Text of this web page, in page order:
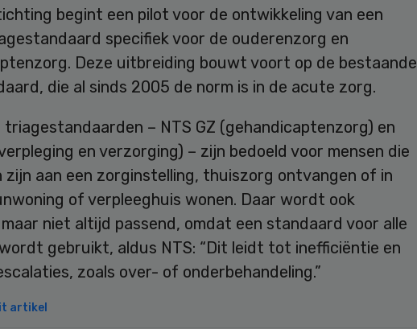
begint een pilot voor de ontwikkeling van een
specifiek voor de ouderenzorg en
Deze uitbreiding bouwt voort op de bestaande
die al sinds 2005 de norm is in de acute zorg.
triagestandaarden – NTS GZ (gehandicaptenzorg) en
en verzorging) – zijn bedoeld voor mensen die
zijn aan een zorginstelling, thuiszorg ontvangen of in
of verpleeghuis wonen. Daar wordt ook
niet altijd passend, omdat een standaard voor alle
gebruikt, aldus NTS: “Dit leidt tot inefficiëntie en
zoals over- of onderbehandeling.”
artikel